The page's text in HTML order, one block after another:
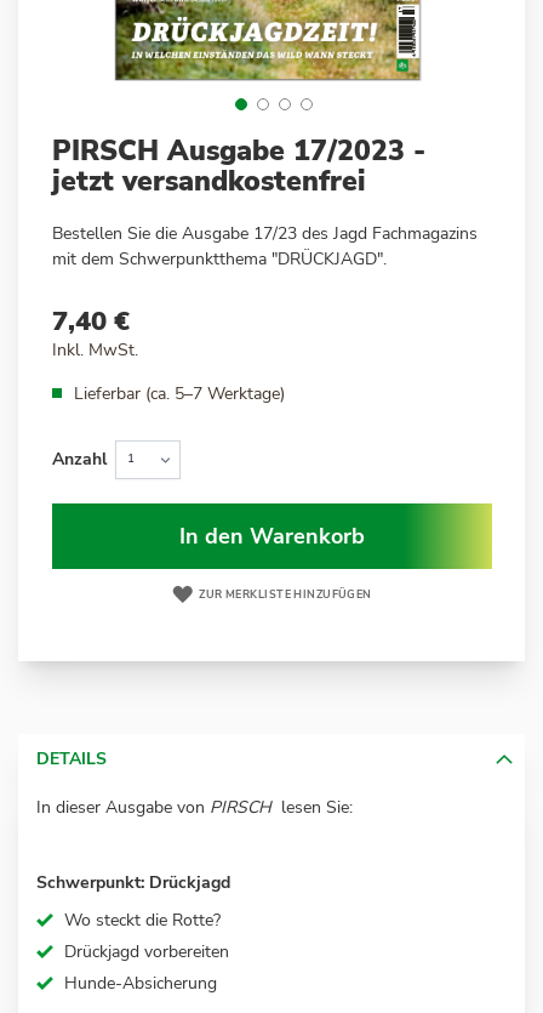
Anfang
der
springen
PIRSCH Ausgabe 17/2023 -
jetzt versandkostenfrei
Bestellen Sie die Ausgabe 17/23 des Jagd Fachmagazins
mit dem Schwerpunktthema "DRÜCKJAGD".
7,40 €
Inkl. MwSt.
Lieferbar (ca. 5–7 Werktage)
Anzahl
In den Warenkorb
ZUR MERKLISTE HINZUFÜGEN
DETAILS
In dieser Ausgabe von PIRSCH lesen Sie:
Schwerpunkt: Drückjagd
Wo steckt die Rotte?
Drückjagd vorbereiten
Hunde-Absicherung